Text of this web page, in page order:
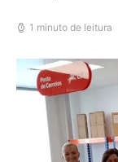
1 minuto de leitura